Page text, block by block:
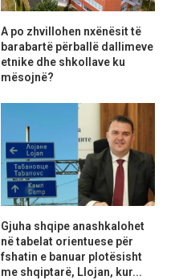
A po zhvillohen nxënësit të
barabartë përballë dallimeve
etnike dhe shkollave ku
mësojnë?
Gjuha shqipe anashkalohet
në tabelat orientuese për
fshatin e banuar plotësisht
me shqiptarë, Llojan, kur...